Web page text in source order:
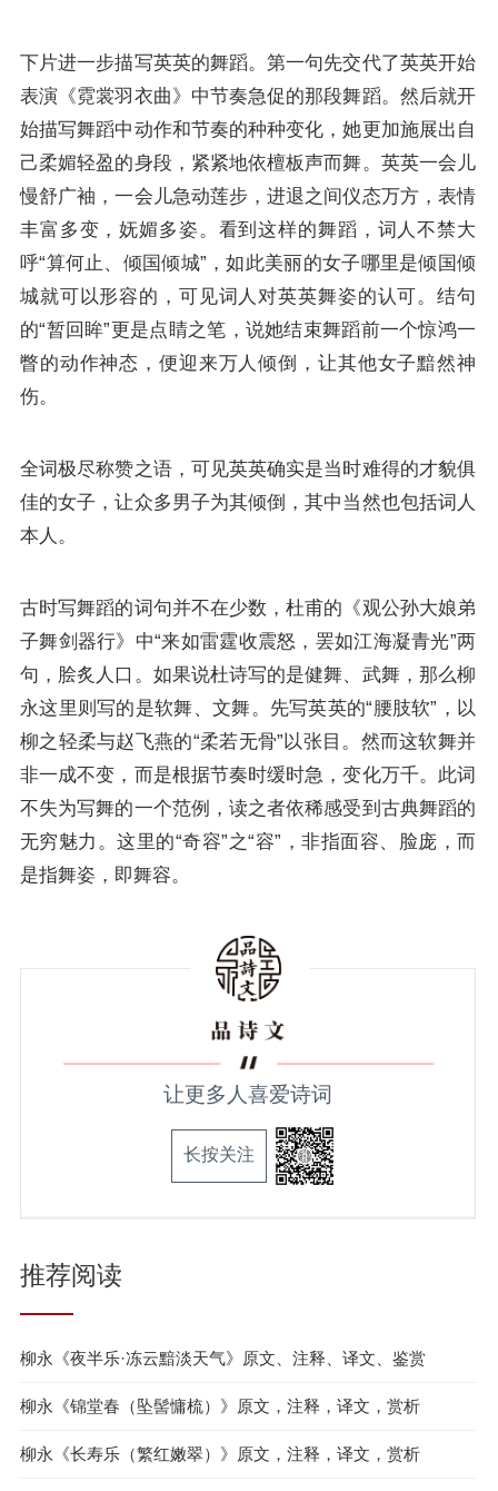
下片进一步描写英英的舞蹈。第一句先交代了英英开始
表演《霓裳羽衣曲》中节奏急促的那段舞蹈。然后就开
始描写舞蹈中动作和节奏的种种变化，她更加施展出自
己柔媚轻盈的身段，紧紧地依檀板声而舞。英英一会儿
慢舒广袖，一会儿急动莲步，进退之间仪态万方，表情
丰富多变，妩媚多姿。看到这样的舞蹈，词人不禁大
呼“算何止、倾国倾城”，如此美丽的女子哪里是倾国倾
城就可以形容的，可见词人对英英舞姿的认可。结句
的“暂回眸”更是点睛之笔，说她结束舞蹈前一个惊鸿一
瞥的动作神态，便迎来万人倾倒，让其他女子黯然神
伤。
全词极尽称赞之语，可见英英确实是当时难得的才貌俱
佳的女子，让众多男子为其倾倒，其中当然也包括词人
本人。
古时写舞蹈的词句并不在少数，杜甫的《观公孙大娘弟
子舞剑器行》中“来如雷霆收震怒，罢如江海凝青光”两
句，脍炙人口。如果说杜诗写的是健舞、武舞，那么柳
永这里则写的是软舞、文舞。先写英英的“腰肢软”，以
柳之轻柔与赵飞燕的“柔若无骨”以张目。然而这软舞并
非一成不变，而是根据节奏时缓时急，变化万千。此词
不失为写舞的一个范例，读之者依稀感受到古典舞蹈的
无穷魅力。这里的“奇容”之“容”，非指面容、脸庞，而
是指舞姿，即舞容。
让更多人喜爱诗词
长按关注
推荐阅读
柳永《夜半乐·冻云黯淡天气》原文、注释、译文、鉴赏
柳永《锦堂春（坠髻慵梳）》原文，注释，译文，赏析
柳永《长寿乐（繁红嫩翠）》原文，注释，译文，赏析